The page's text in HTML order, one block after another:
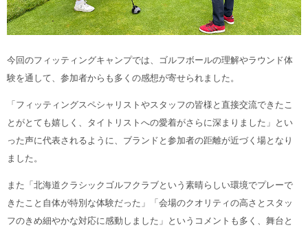
今回のフィッティングキャンプでは、ゴルフボールの理解やラウンド体
験を通して、参加者からも多くの感想が寄せられました。
「フィッティングスペシャリストやスタッフの皆様と直接交流できたこ
とがとても嬉しく、タイトリストへの愛着がさらに深まりました」とい
った声に代表されるように、ブランドと参加者の距離が近づく場となり
ました。
また「北海道クラシックゴルフクラブという素晴らしい環境でプレーで
きたこと自体が特別な体験だった」「会場のクオリティの高さとスタッ
フのきめ細やかな対応に感動しました」というコメントも多く、舞台と